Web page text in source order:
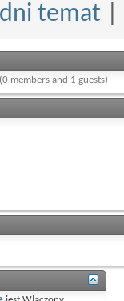
temat
(0 members and 1 guests)